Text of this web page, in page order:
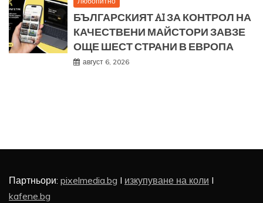
БЪЛГАРСКИЯТ AI ЗА КОНТРОЛ НА
КАЧЕСТВЕНИ МАЙСТОРИ ЗАВЗЕ
ОЩЕ ШЕСТ СТРАНИ В ЕВРОПА
август 6, 2026
Партньори: pixelmedia.bg I изкупуване на коли I
kafene.bg